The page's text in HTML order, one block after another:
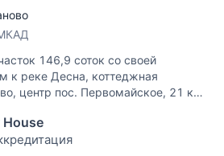
146,9 соток со своей
к реке Десна, коттеджная
центр пос. Первомайское, 21 км
Москва, Новомосковский
Филимонковский район.